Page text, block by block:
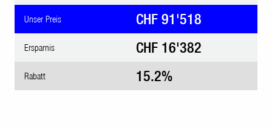
Unser Preis CHF 91'518
Ersparnis CHF 16'382
Rabatt 15.2%